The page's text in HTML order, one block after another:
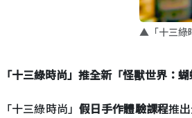
▲「十三綠
「十三綠時尚」推全新「怪獸世界：
「十三綠時尚」 假日手作體驗課程推